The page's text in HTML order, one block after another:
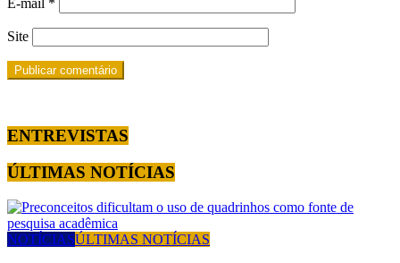
Site
ENTREVISTAS
ÚLTIMAS NOTÍCIAS
NOTÍCIASÚLTIMAS NOTÍCIAS